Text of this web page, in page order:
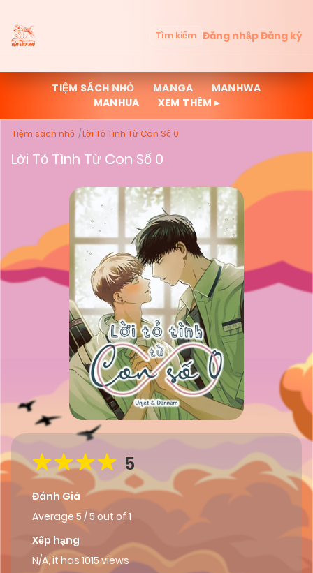
Tìm kiếm Đăng nhậpĐăng ký
TIỆM SÁCH NHỎ MANGA
MANHWA
MANHUA
XEM THÊM ▸
Tiệm sách nhỏ Lời Tỏ Tình Từ Con Số 0
Lời Tỏ Tình Từ Con Số 0
5
Đánh Giá
Average 5 /5 out of 1
Xếp hạng
N/A, it has 1015 views